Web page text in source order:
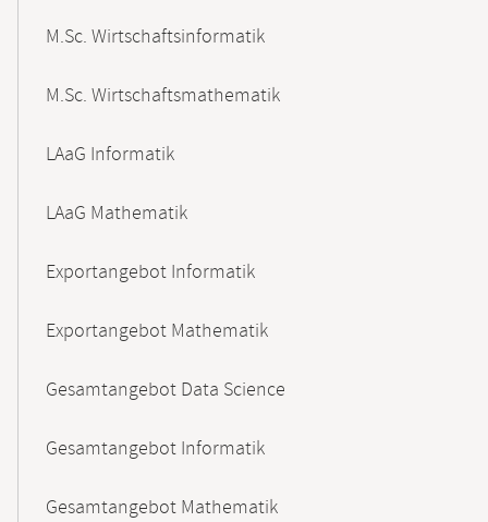
M.Sc. Wirtschaftsinformatik
M.Sc. Wirtschaftsmathematik
LAaG Informatik
LAaG Mathematik
Exportangebot Informatik
Exportangebot Mathematik
Gesamtangebot Data Science
Gesamtangebot Informatik
Gesamtangebot Mathematik